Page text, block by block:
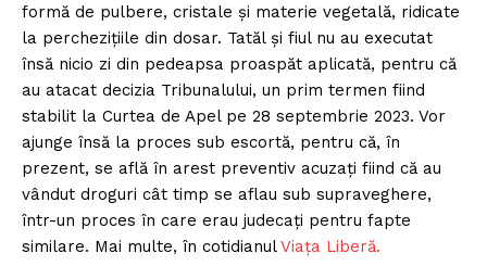
formă de pulbere, cristale și materie vegetală, ridicate
la perchezițiile din dosar. Tatăl și fiul nu au executat
însă nicio zi din pedeapsa proaspăt aplicată, pentru că
au atacat decizia Tribunalului, un prim termen fiind
stabilit la Curtea de Apel pe 28 septembrie 2023. Vor
ajunge însă la proces sub escortă, pentru că, în
prezent, se află în arest preventiv acuzați fiind că au
vândut droguri cât timp se aflau sub supraveghere,
într-un proces în care erau judecați pentru fapte
similare. Mai multe, în cotidianulViața Liberă.